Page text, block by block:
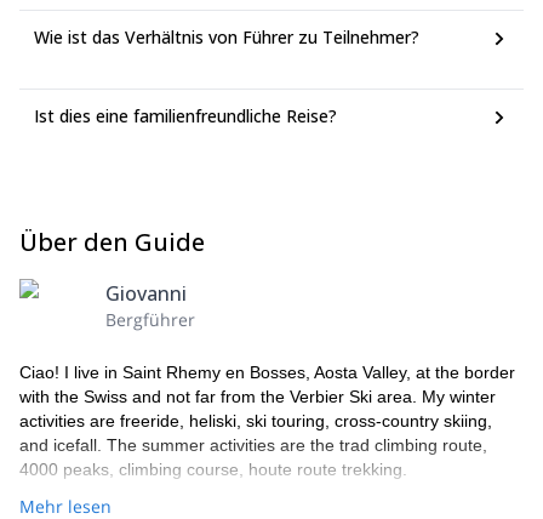
Wie ist das Verhältnis von Führer zu Teilnehmer?
Ist dies eine familienfreundliche Reise?
Über den Guide
Giovanni
Bergführer
Ciao! I live in Saint Rhemy en Bosses, Aosta Valley, at the border
with the Swiss and not far from the Verbier Ski area. My winter
activities are freeride, heliski, ski touring, cross-country skiing,
and icefall. The summer activities are the trad climbing route,
4000 peaks, climbing course, houte route trekking.
Mehr lesen